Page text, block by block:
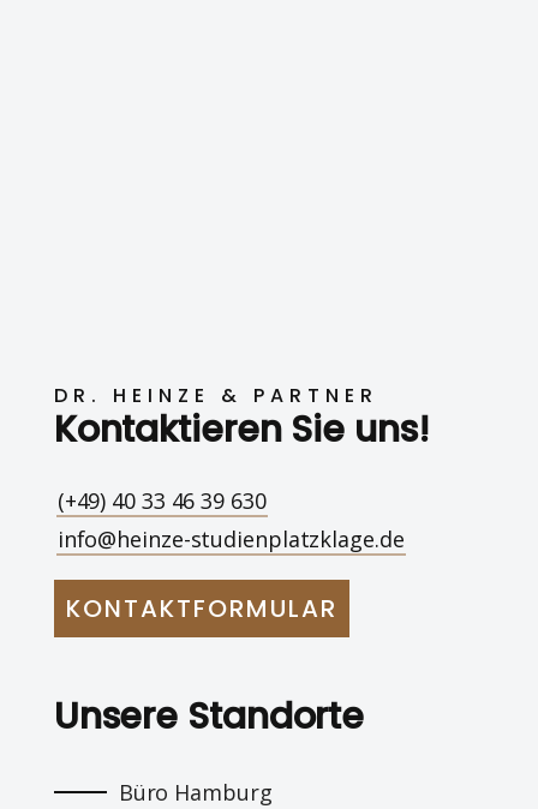
DR. HEINZE & PARTNER
Kontaktieren Sie uns!
(+49) 40 33 46 39 630
info@heinze-studienplatzklage.de
KONTAKTFORMULAR
Unsere Standorte
Büro Hamburg